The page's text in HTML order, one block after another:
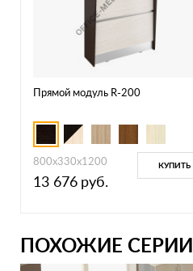
Прямой модуль R-200
800х330х1200
13 676 руб.
КУПИТЬ
ПОХОЖИЕ СЕРИИ